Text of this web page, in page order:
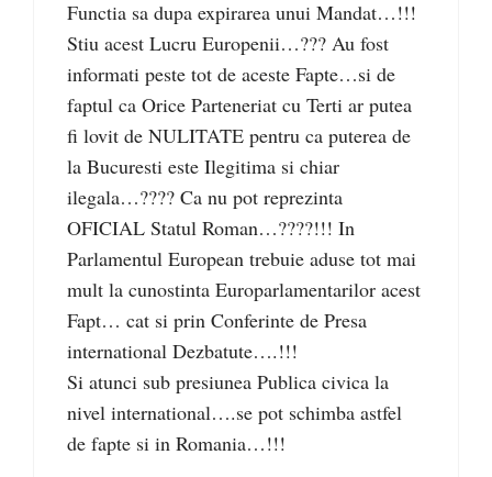
Functia sa dupa expirarea unui Mandat…!!!
Stiu acest Lucru Europenii…??? Au fost
informati peste tot de aceste Fapte…si de
faptul ca Orice Parteneriat cu Terti ar putea
fi lovit de NULITATE pentru ca puterea de
la Bucuresti este Ilegitima si chiar
ilegala…???? Ca nu pot reprezinta
OFICIAL Statul Roman…????!!! In
Parlamentul European trebuie aduse tot mai
mult la cunostinta Europarlamentarilor acest
Fapt… cat si prin Conferinte de Presa
international Dezbatute….!!!
Si atunci sub presiunea Publica civica la
nivel international….se pot schimba astfel
de fapte si in Romania…!!!